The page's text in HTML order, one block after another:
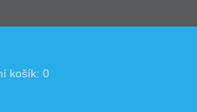
košík: 0